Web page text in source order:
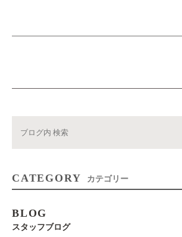
CATEGORY カテゴリー
BLOG
スタッフブログ